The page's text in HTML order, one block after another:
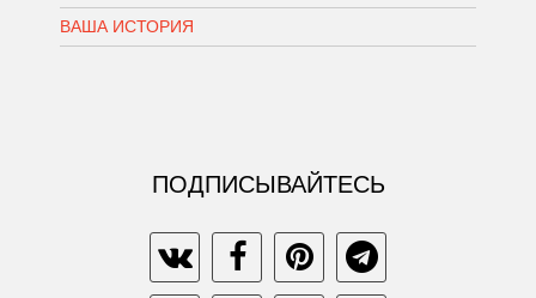
ВАША ИСТОРИЯ
ПОДПИСЫВАЙТЕСЬ